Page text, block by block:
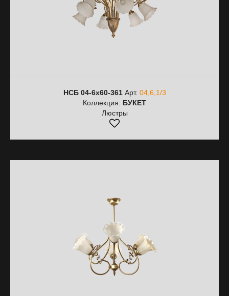
НСБ 04-6х60-361Арт. 04,6,1/3
Коллекция: БУКЕТ
Люстры